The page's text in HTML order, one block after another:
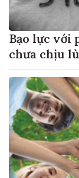
Bạo lực với
chưa chịu